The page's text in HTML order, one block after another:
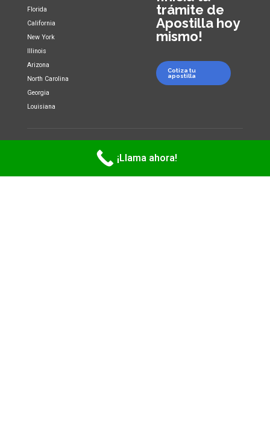
Florida
California
New York
Illinois
Arizona
North Carolina
Georgia
Louisiana
trámite de
Apostilla hoy
mismo!
Cotiza tu
apostilla
Privacy Policy
¡Llama ahora!